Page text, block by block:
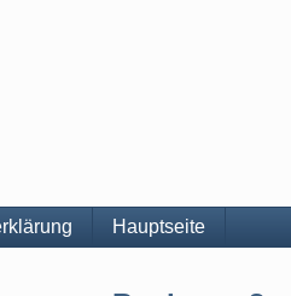
Hauptseite